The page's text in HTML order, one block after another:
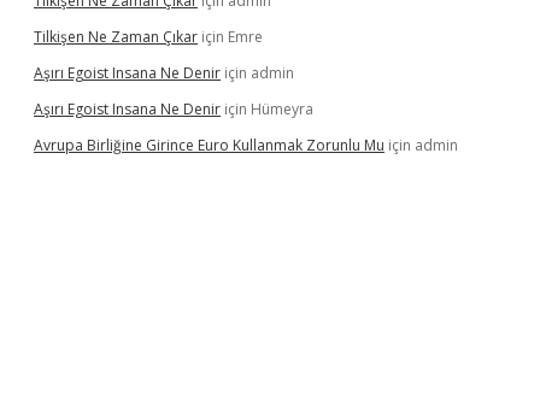
Tilkişen Ne Zaman Çıkar için Emre
Aşırı Egoist Insana Ne Denir için admin
Aşırı Egoist Insana Ne Denir için Hümeyra
Avrupa Birliğine Girince Euro Kullanmak Zorunlu Mu için admin